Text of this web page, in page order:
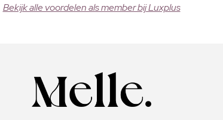
Bekijk alle voordelen als member bij Luxplus